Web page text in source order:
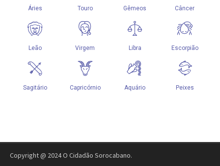
Copyright @ 2024 O Cidadão Sorocabano.